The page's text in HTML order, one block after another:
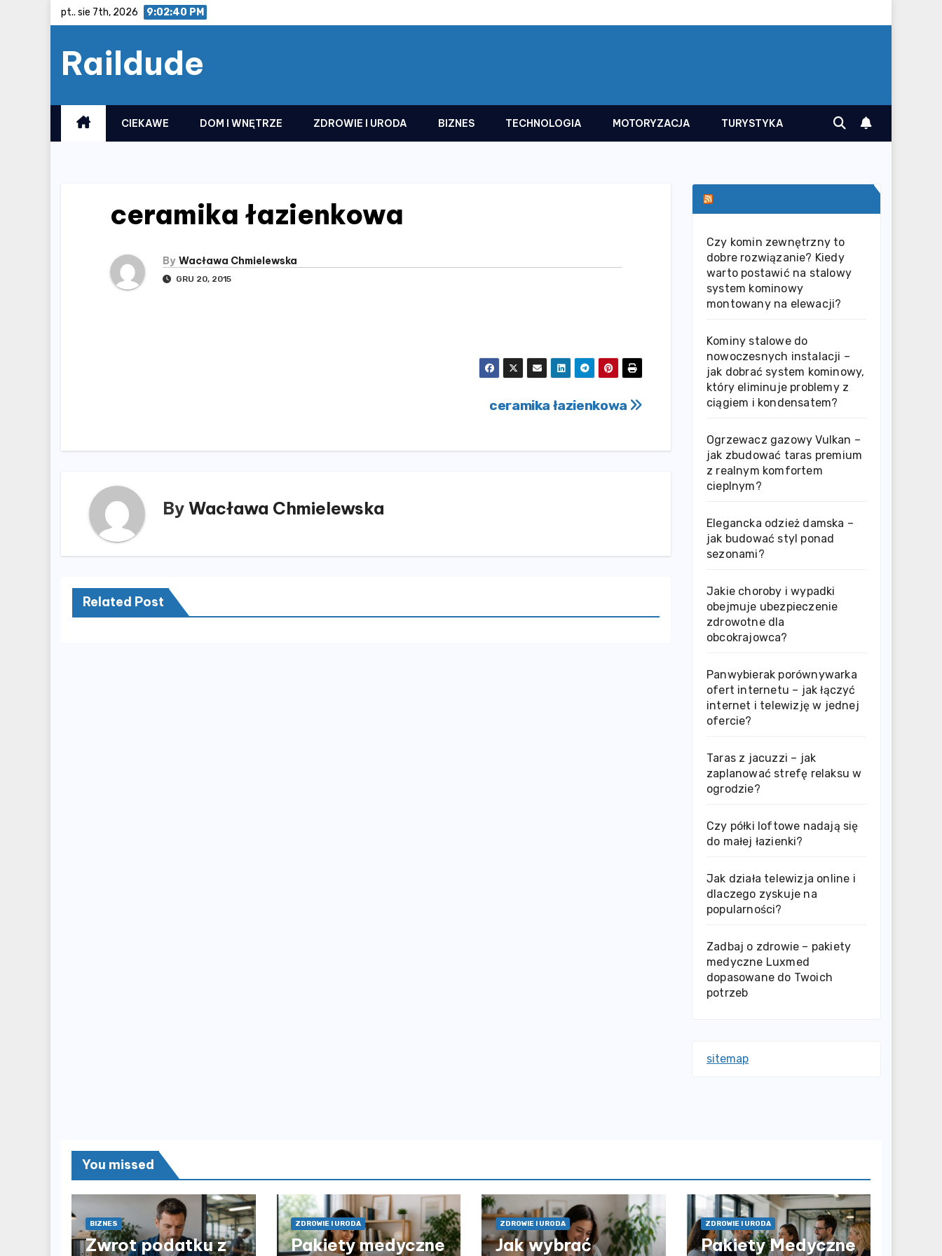
pt.. sie 7th, 2026 9:02:40 PM
Raildude
CIEKAWE DOM I WNĘTRZE ZDROWIE I URODA BIZNES TECHNOLOGIA MOTORYZACJA TURYSTYKA
ceramika łazienkowa
By Wacława Chmielewska
GRU 20, 2015
ceramika łazienkowa
By Wacława Chmielewska
Related Post
Czy komin zewnętrzny to
dobre rozwiązanie? Kiedy
warto postawić na stalowy
system kominowy
montowany na elewacji?
Kominy stalowe do
nowoczesnych instalacji –
jak dobrać system kominowy,
który eliminuje problemy z
ciągiem i kondensatem?
Ogrzewacz gazowy Vulkan –
jak zbudować taras premium
z realnym komfortem
cieplnym?
Elegancka odzież damska –
jak budować styl ponad
sezonami?
Jakie choroby i wypadki
obejmuje ubezpieczenie
zdrowotne dla
obcokrajowca?
Panwybierak porównywarka
ofert internetu – jak łączyć
internet i telewizję w jednej
ofercie?
Taras z jacuzzi – jak
zaplanować strefę relaksu w
ogrodzie?
Czy półki loftowe nadają się
do małej łazienki?
Jak działa telewizja online i
dlaczego zyskuje na
popularności?
Zadbaj o zdrowie – pakiety
medyczne Luxmed
dopasowane do Twoich
potrzeb
sitemap
You missed
BIZNES
Zwrot podatku z
ZDROWIE I URODA
Pakiety medyczne
ZDROWIE I URODA
Jak wybrać
ZDROWIE I URODA
Pakiety Medyczne